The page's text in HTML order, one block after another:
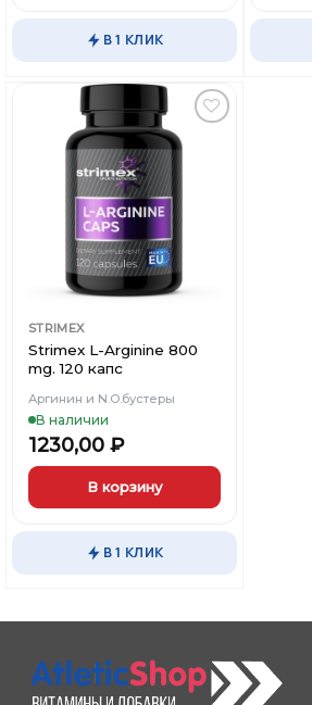
вариаций.
Опции
можно
выбрать
странице
товара.
В 1 КЛИК
Добавить
Вишлист
STRIMEX
Strimex L-Arginine 800
mg. 120 капс
Аргинин и N.O.бустеры
В наличии
1230,00 ₽
В корзину
В 1 КЛИК